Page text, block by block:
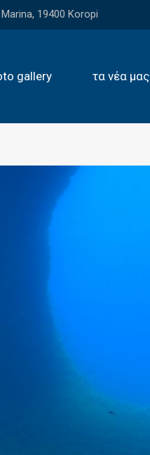
19400 Koropi
gallery τα νέα μας